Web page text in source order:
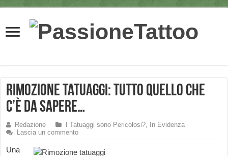
Rimozione Tatuaggi: tutto quello che
c’è da sapere…
Redazione I Tatuaggi sono Pericolosi?,
In Evidenza
Lascia un commento
Una